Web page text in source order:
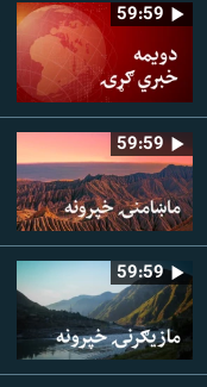
59:59
59:59
59:59